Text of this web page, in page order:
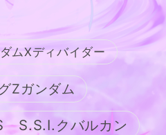
ムXディバイダー
Zガンダム
S.S.I.クバルカン